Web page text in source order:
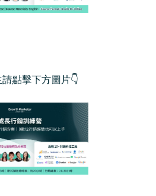
點擊下方圖片👇